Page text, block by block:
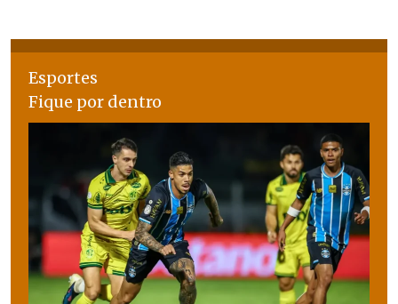
Esportes
Fique por dentro